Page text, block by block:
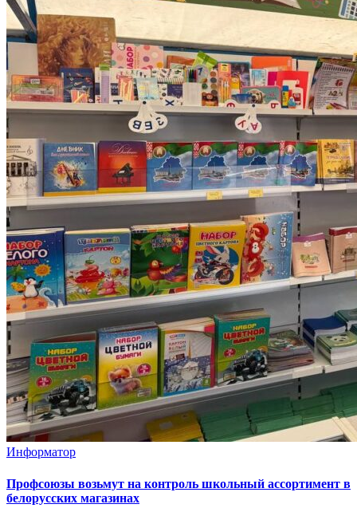
Информатор
Профсоюзы возьмут на контроль школьный ассортимент в
белорусских магазинах